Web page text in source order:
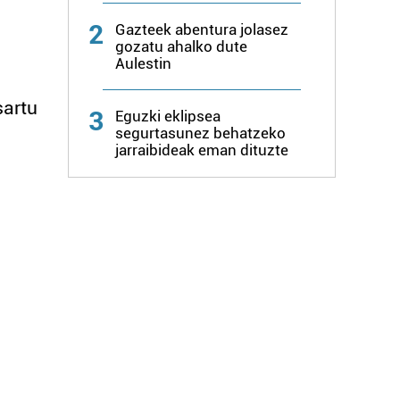
2
Gazteek abentura jolasez
gozatu ahalko dute
Aulestin
3
Eguzki eklipsea
segurtasunez behatzeko
jarraibideak eman dituzte